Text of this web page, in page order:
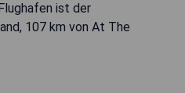
ist der
107 km von At The